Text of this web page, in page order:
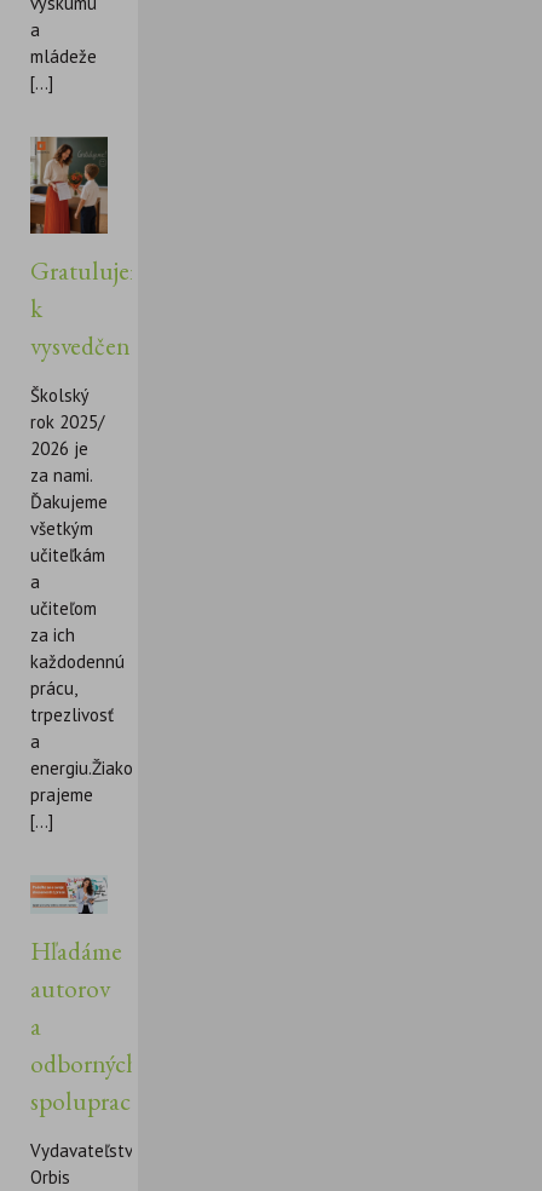
a
mládeže
[...]
Gratulujeme
k
vysvedčeniu!
Školský
rok 2025/
2026 je
za nami.
Ďakujeme
všetkým
učiteľkám
a
učiteľom
za ich
každodennú
prácu,
trpezlivosť
a
energiu.Žiakom
prajeme
[...]
Hľadáme
autorov
a
odborných
spolupracovníkov
Vydavateľstvo
Orbis